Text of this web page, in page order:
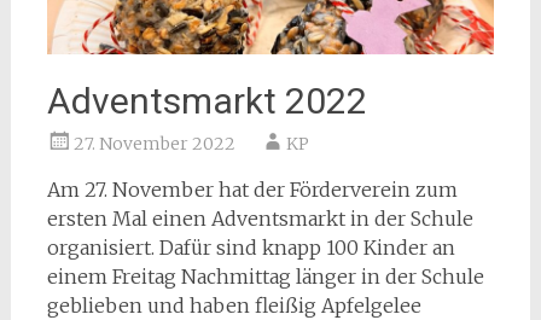
Adventsmarkt 2022
27. November 2022 KP
Am 27. November hat der Förderverein zum
ersten Mal einen Adventsmarkt in der Schule
organisiert. Dafür sind knapp 100 Kinder an
einem Freitag Nachmittag länger in der Schule
geblieben und haben fleißig Apfelgelee